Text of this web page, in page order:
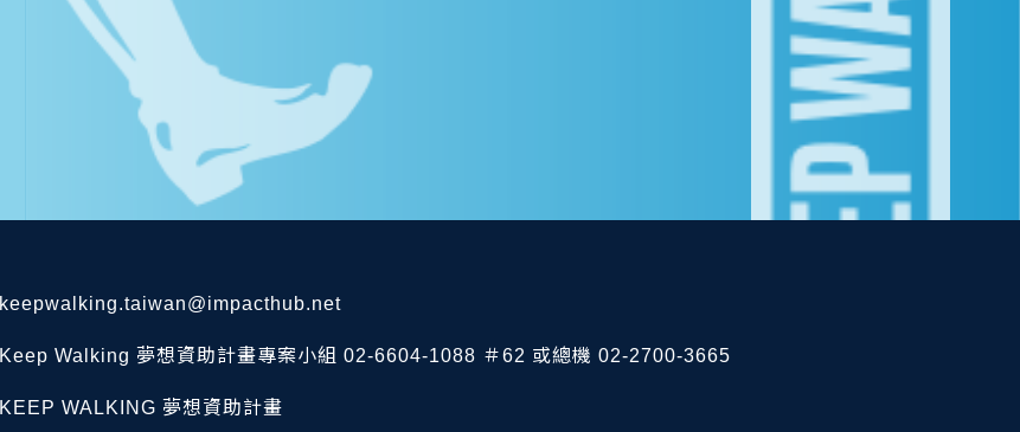
keepwalking.taiwan@impacthub.net
Keep Walking 夢想資助計畫專案小組 02-6604-1088 ＃62 或總機 02-2700-3665
KEEP WALKING 夢想資助計畫